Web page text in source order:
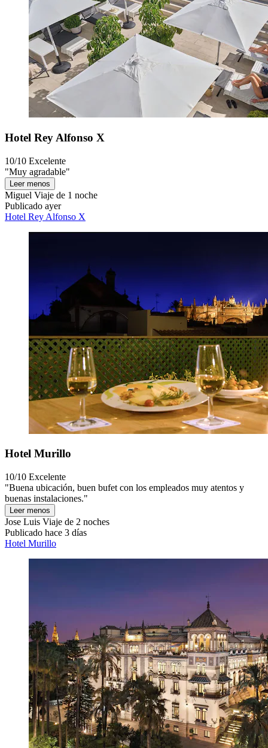
Hotel Rey Alfonso X
10/10 Excelente
"Muy agradable"
Leer menos
Miguel Viaje de 1 noche
Publicado ayer
Hotel Rey Alfonso X
Hotel Murillo
10/10 Excelente
"Buena ubicación, buen bufet con los empleados muy atentos y
buenas instalaciones."
Leer menos
Jose Luis Viaje de 2 noches
Publicado hace 3 días
Hotel Murillo